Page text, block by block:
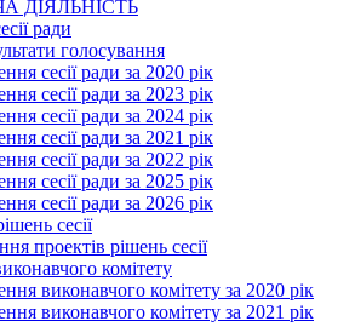
ДІЯЛЬНІСТЬ
ради
голосування
сесії ради за 2020 рік
сесії ради за 2023 рік
сесії ради за 2024 рік
сесії ради за 2021 рік
сесії ради за 2022 рік
сесії ради за 2025 рік
сесії ради за 2026 рік
сесії
проектів рішень сесії
комітету
виконавчого комітету за 2020 рік
виконавчого комітету за 2021 рік